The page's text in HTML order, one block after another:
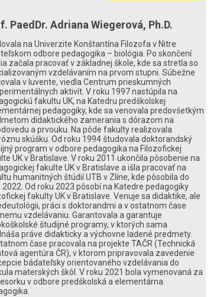
PaedDr. Adriana Wiegerová, Ph.D.
na Univerzite Konštantína Filozofa v Nitre
odbore pedagogika – biológia. Po skončení
začala pracovať v základnej škole, kde sa stretla so
vzdelávaním na prvom stupni. Súbežne
v Iuvente, viedla Centrum prieskumných
aktivít. V roku 1997 nastúpila na
fakultu UK, na Katedru predškolskej
pedagogiky, kde sa venovala predovšetkým
didaktického zamerania s dôrazom na
a prvouku. Na pôde fakulty realizovala
skúšku. Od roku 1994 študovala doktorandský
program v odbore pedagogika na Filozofickej
UK v Bratislave. V roku 2011 ukončila pôsobenie na
fakulte UK v Bratislave a išla pracovať na
humanitných štúdií UTB v Zlíne, kde pôsobila do
2022. Od roku 2023 pôsobí na Katedre pedagogiky
fakulty UK v Bratislave. Venuje sa didaktike, ale
práci s doktorandmi a v ostatnom čase
vzdelávaniu. Garantovala a garantuje
študijné programy, v ktorých sama
práve didakticky a výchovne ladené predmety.
čase pracovala na projekte TAČR (Technická
agentúra ČR), v ktorom pripravovala zavedenie
bádateľsky orientovaného vzdelávania do
materských škôl. V roku 2021 bola vymenovaná za
v odbore predškolská a elementárna